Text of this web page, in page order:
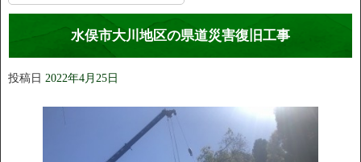
水俣市大川地区の県道災害復旧工事
投稿日 2022年4月25日